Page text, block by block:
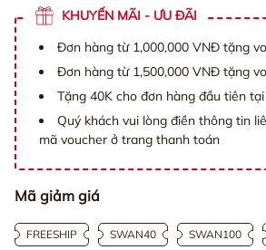
KHUYẾN MÃI - ƯU ĐÃI
Đơn hàng từ 1,000,000 VNĐ tặng
Đơn hàng từ 1,500,000 VNĐ tặng
Tặng 40K cho đơn hàng đầu tiên
Quý khách vui lòng điền thông tin
mã voucher ở trang thanh toán
Mã giảm giá
FREESHIP SWAN40 SWAN100